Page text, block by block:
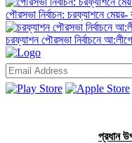
পৌরসভা নির্বাচন: চরফ্যাশনে মেয়র-
চরফ্যাশন পৌরসভা নির্বাচনে
প্রধান